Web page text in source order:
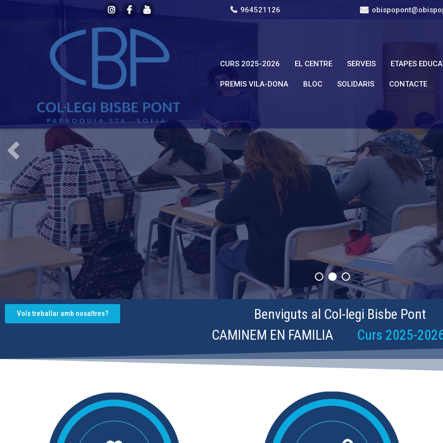
964521126
CURS 2025-2026 EL CENTRE SERVEIS ETAPES
PREMIS VILA-DONA BLOC SOLIDARIS CONTACTE
Vols treballar amb nosaltres?
Benviguts al Col-legi Bisbe Pont
CAMINEM EN FAMILIA Curs 2025-